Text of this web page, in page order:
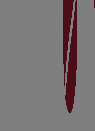
No pierdas la
Ctra. Los
experiencia de
explorar las
y mantenerte
Cercedilla
Más información de